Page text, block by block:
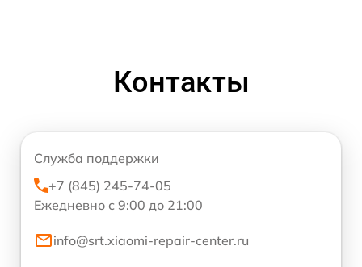
Контакты
Служба поддержки
+7 (845) 245-74-05
Ежедневно с 9:00 до 21:00
info@srt.xiaomi-repair-center.ru